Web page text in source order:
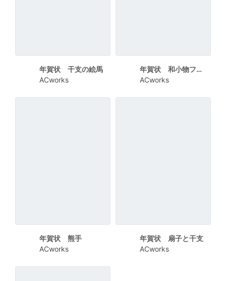
年賀状 干支の絵馬
ACworks
年賀状 和小物フレーム
ACworks
年賀状 熊手
ACworks
年賀状 扇子と干支
ACworks